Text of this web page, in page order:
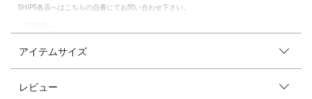
SHIPS各店へはこちらの品番にてお問い合わせ下さい。
今年らしいシルエットの軽やかな春アウター！
ボリュームスリーブやペプラムシルエットなど、甘さのあるディテールが
アイテムサイズ
レビュー